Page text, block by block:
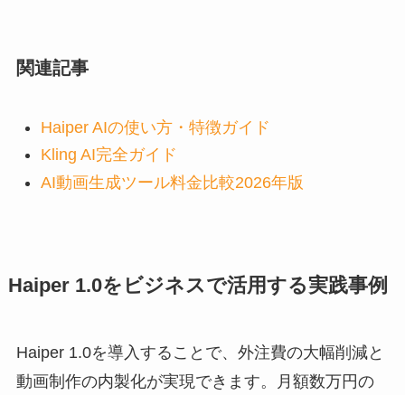
関連記事
Haiper AIの使い方・特徴ガイド
Kling AI完全ガイド
AI動画生成ツール料金比較2026年版
Haiper 1.0をビジネスで活用する実践事例
Haiper 1.0を導入することで、外注費の大幅削減と
動画制作の内製化が実現できます。月額数万円の